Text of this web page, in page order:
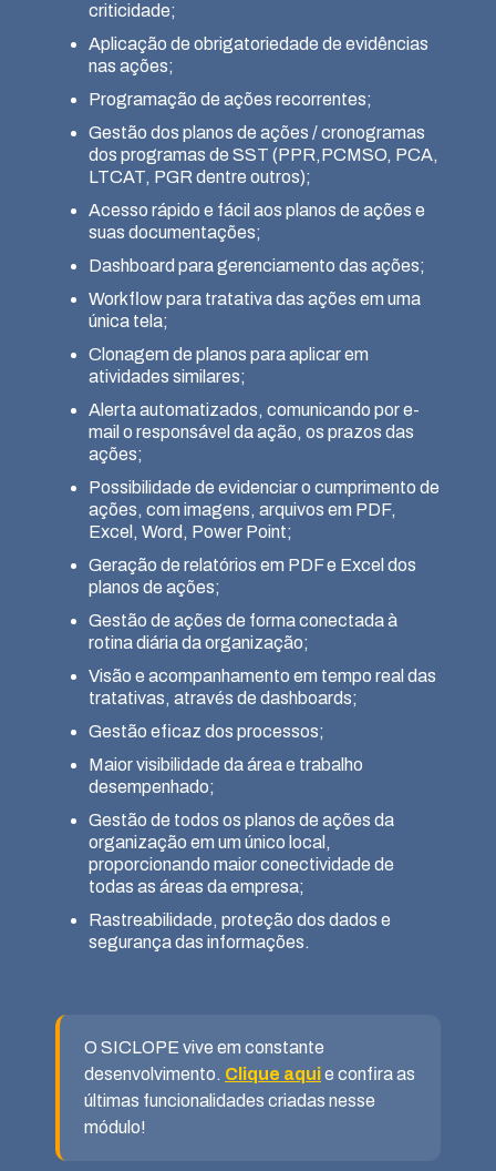
criticidade;
Aplicação de obrigatoriedade de evidências
nas ações;
Programação de ações recorrentes;
Gestão dos planos de ações / cronogramas
dos programas de SST (PPR,PCMSO, PCA,
LTCAT, PGR dentre outros);
Acesso rápido e fácil aos planos de ações e
suas documentações;
Dashboard para gerenciamento das ações;
Workflow para tratativa das ações em uma
única tela;
Clonagem de planos para aplicar em
atividades similares;
Alerta automatizados, comunicando por e-
mail o responsável da ação, os prazos das
ações;
Possibilidade de evidenciar o cumprimento de
ações, com imagens, arquivos em PDF,
Excel, Word, Power Point;
Geração de relatórios em PDF e Excel dos
planos de ações;
Gestão de ações de forma conectada à
rotina diária da organização;
Visão e acompanhamento em tempo real das
tratativas, através de dashboards;
Gestão eficaz dos processos;
Maior visibilidade da área e trabalho
desempenhado;
Gestão de todos os planos de ações da
organização em um único local,
proporcionando maior conectividade de
todas as áreas da empresa;
Rastreabilidade, proteção dos dados e
segurança das informações.
O SICLOPE vive em constante
desenvolvimento. Clique aquie confira as
últimas funcionalidades criadas nesse
módulo!